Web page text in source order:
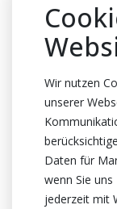
Wir nutzen
unserer
Daten für
wenn Sie uns
jederzeit mit